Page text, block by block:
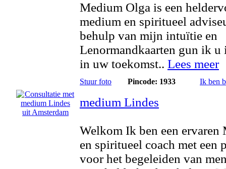
Medium Olga is een
medium en spiritueel
behulp van mijn intuïtie en
Lenormandkaarten gun ik u
in uw toekomst.. Lees meer
Stuur foto Pincode: 1933 Ik ben
medium Lindes
Welkom Ik ben een ervaren
en spiritueel coach met een
voor het begeleiden van